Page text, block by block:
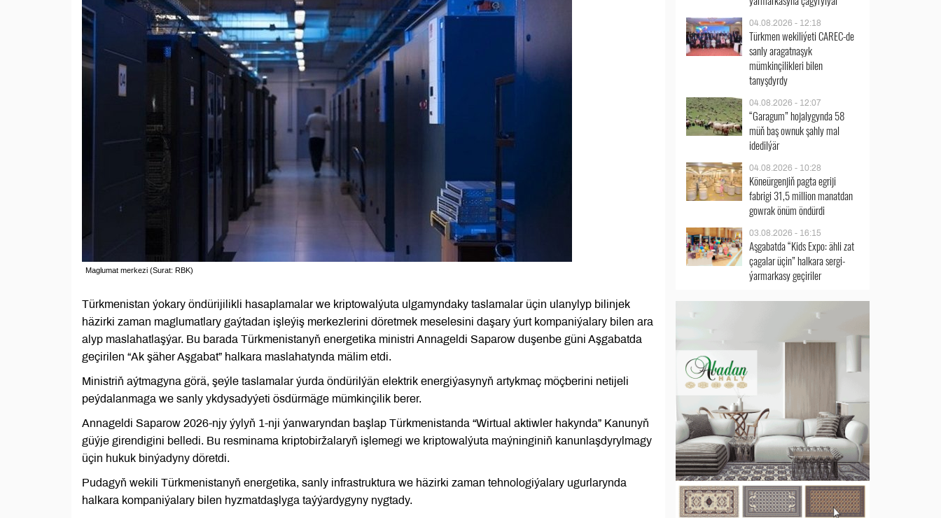
Maglumat merkezi (Surat: RBK)
Türkmenistan ýokary öndürijilikli hasaplamalar we kriptowalýuta ulgamyndaky taslamalar üçin ulanylyp bilinjek
häzirki zaman maglumatlary gaýtadan işleýiş merkezlerini döretmek meselesini daşary ýurt kompaniýalary bilen ara
alyp maslahatlaşýar. Bu barada Türkmenistanyň energetika ministri Annageldi Saparow duşenbe güni Aşgabatda
geçirilen “Ak şäher Aşgabat” halkara maslahatynda mälim etdi.
Ministriň aýtmagyna görä, şeýle taslamalar ýurda öndürilýän elektrik energiýasynyň artykmaç möçberini netijeli
peýdalanmaga we sanly ykdysadyýeti ösdürmäge mümkinçilik berer.
Annageldi Saparow 2026-njy ýylyň 1-nji ýanwaryndan başlap Türkmenistanda “Wirtual aktiwler hakynda” Kanunyň
güýje girendigini belledi. Bu resminama kriptobiržalaryň işlemegi we kriptowalýuta maýninginiň kanunlaşdyrylmagy
üçin hukuk binýadyny döretdi.
Pudagyň wekili Türkmenistanyň energetika, sanly infrastruktura we häzirki zaman tehnologiýalary ugurlarynda
halkara kompaniýalary bilen hyzmatdaşlyga taýýardygyny nygtady.
04.08.2026 - 12:18
Türkmen wekiliýeti CAREC-de
sanly aragatnaşyk
mümkinçilikleri bilen
tanyşdyrdy
04.08.2026 - 12:07
“Garagum” hojalygynda 58
müň baş ownuk şahly mal
idedilýär
04.08.2026 - 10:28
Köneürgenjiň pagta egriji
fabrigi 31,5 million manatdan
gowrak önüm öndürdi
03.08.2026 - 16:15
Aşgabatda “Kids Expo: ähli zat
çagalar üçin” halkara sergi-
ýarmarkasy geçiriler